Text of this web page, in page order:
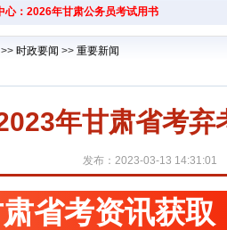
心：2026年甘肃公务员考试用书
>> 时政要闻 >> 重要新闻
年甘肃省考弃
发布：2023-03-13 14:31:01
省考资讯获取